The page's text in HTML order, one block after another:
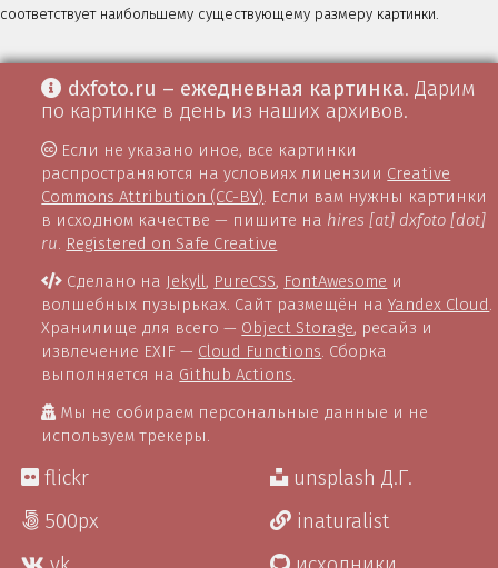
соответствует наибольшему существующему размеру картинки.
dxfoto.ru – ежедневная картинка. Дарим
по картинке в день из наших архивов.
Если не указано иное, все картинки
распространяются на условиях лицензии Creative
Commons Attribution (CC-BY) . Если вам нужны картинки
в исходном качестве — пишите на hires [at] dxfoto [dot]
ru Registered on Safe Creative
Сделано на Jekyll, PureCSS, FontAwesome и
волшебных пузырьках. Сайт размещён наYandex Cloud
Хранилище для всего — Object Storage, ресайз и
извлечение EXIF — Cloud Functions . Сборка
выполняется на Github Actions
Мы не собираем персональные данные и не
используем трекеры.
flickr
500px
unsplash Д.Г.
inaturalist